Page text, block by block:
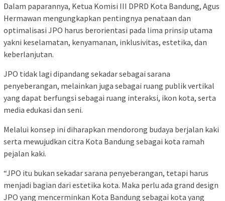
Dalam paparannya, Ketua Komisi III DPRD Kota Bandung, Agus
Hermawan mengungkapkan pentingnya penataan dan
optimalisasi JPO harus berorientasi pada lima prinsip utama
yakni keselamatan, kenyamanan, inklusivitas, estetika, dan
keberlanjutan.
JPO tidak lagi dipandang sekadar sebagai sarana
penyeberangan, melainkan juga sebagai ruang publik vertikal
yang dapat berfungsi sebagai ruang interaksi, ikon kota, serta
media edukasi dan seni.
Melalui konsep ini diharapkan mendorong budaya berjalan kaki
serta mewujudkan citra Kota Bandung sebagai kota ramah
pejalan kaki.
“JPO itu bukan sekadar sarana penyeberangan, tetapi harus
menjadi bagian dari estetika kota. Maka perlu ada grand design
JPO yang mencerminkan Kota Bandung sebagai kota yang